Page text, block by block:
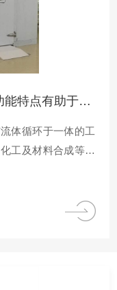
了解TCU温控系统各组成部件功能特点有助于优化工艺控制
体循环于一体的工
工及材料合成等领
同配合。